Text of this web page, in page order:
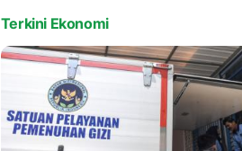
Terkini Ekonomi